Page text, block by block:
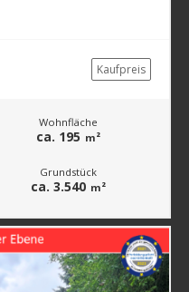
Kaufpreis
Wohnfläche
ca. 195 m²
Grundstück
ca. 3.540 m²